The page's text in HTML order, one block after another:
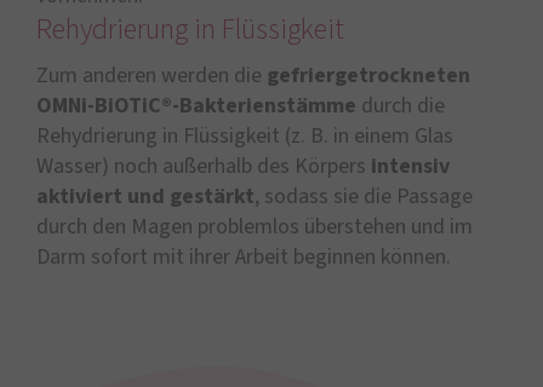
Rehydrierung in Flüssigkeit
Zum anderen werden die gefriergetrockneten
OMNi-BiOTiC®-Bakterienstämme durch die
Rehydrierung in Flüssigkeit (z. B. in einem Glas
Wasser) noch außerhalb des Körpers intensiv
aktiviert und gestärkt, sodass sie die Passage
durch den Magen problemlos überstehen und im
Darm sofort mit ihrer Arbeit beginnen können.